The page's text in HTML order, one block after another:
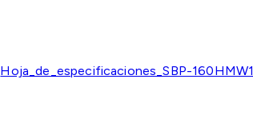
Hoja_de_especificaciones_SBP-160HMW1